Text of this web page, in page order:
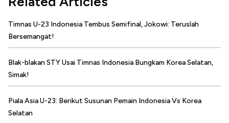
Timnas U-23 Indonesia Tembus Semifinal, Jokowi: Teruslah
Bersemangat!
Blak-blakan STY Usai Timnas Indonesia Bungkam Korea Selatan,
Simak!
Piala Asia U-23: Berikut Susunan Pemain Indonesia Vs Korea
Selatan